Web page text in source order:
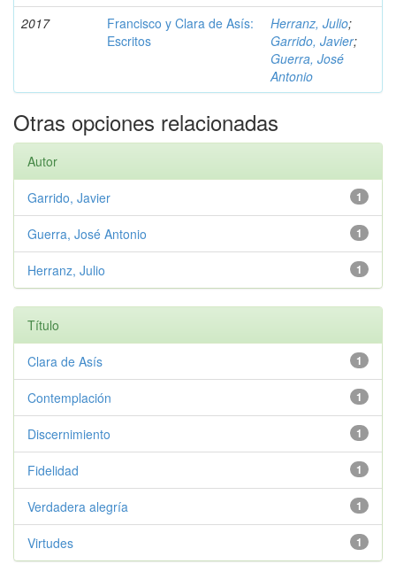
2017
Francisco y Clara de Asís:
Escritos
Herranz, Julio;
Garrido, Javier;
Guerra, José
Antonio
Otras opciones relacionadas
Autor
1
Garrido, Javier
1
Guerra, José Antonio
1
Herranz, Julio
Título
1
Clara de Asís
1
Contemplación
1
Discernimiento
1
Fidelidad
1
Verdadera alegría
1
Virtudes